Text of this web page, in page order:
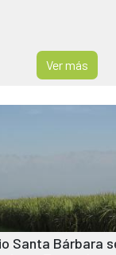
Ver más
Santa Bárbara